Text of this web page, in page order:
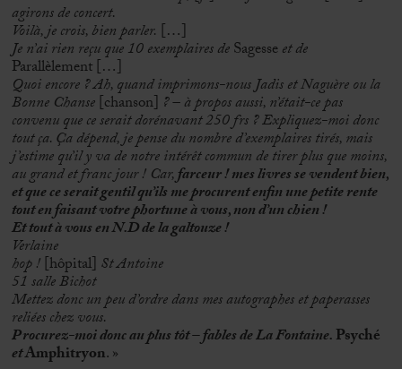
agirons de concert.
Voilà, je crois, bien parler. […]
Je n’ai rien reçu que 10 exemplaires deSagesseet de
Parallèlement […]
Quoi encore ? Ah, quand imprimons-nous Jadis et Naguère ou la
Bonne Chanse [chanson] ? – à propos aussi, n’était-ce pas
convenu que ce serait dorénavant 250 frs ? Expliquez-moi donc
tout ça. Ça dépend, je pense du nombre d’exemplaires tirés, mais
j’estime qu’il y va de notre intérêt commun de tirer plus que moins,
au grand et franc jour ! Car,farceur ! mes livres se vendent bien,
et que ce serait gentil qu’ils me procurent enfin une petite rente
tout en faisant votre phortune à vous, non d’un chien !
Et tout à vous en N.D de la galtouze !
Verlaine
hop ! [hôpital] St Antoine
51 salle Bichot
Mettez donc un peu d’ordre dans mes autographes et paperasses
reliées chez vous.
Procurez-moi donc au plus tôt – fables de La Fontaine.Psyché
etAmphitryon. »